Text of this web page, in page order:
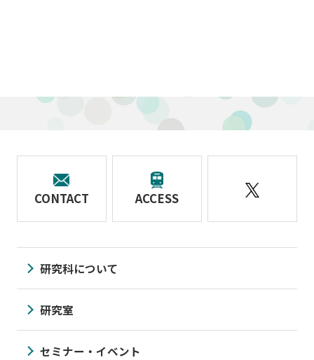
CONTACT ACCESS
研究科について
研究室
セミナー・イベント